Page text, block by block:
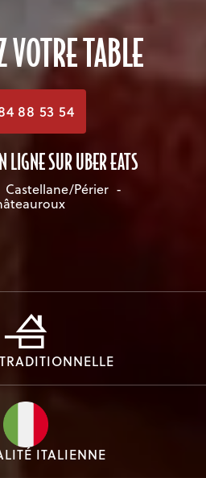
VOTRE TABLE
88 53 54
LIGNE SUR UBER EATS
Castellane/Périer -
ITALIENNE